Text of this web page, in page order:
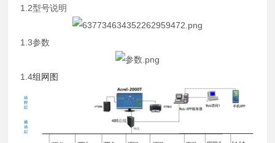
1.2型号说明
1.3参数
1.4组网图